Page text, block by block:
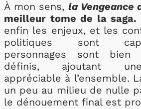
À mon sens, la Vengeance
meilleur tome de la saga.
enfin les enjeux, et les
politiques sont
personnages sont bien
définis, ajoutant
appréciable à l’ensemble.
un peu au milieu de nulle
le dénouement final est